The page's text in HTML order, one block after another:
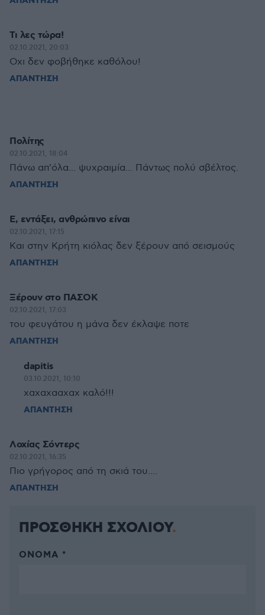
Τι λες τώρα!
02.10.2021, 20:03
Οχι δεν φοβήθηκε καθόλου!
ΑΠΑΝΤΗΣΗ
Πολίτης
02.10.2021, 18:04
Πάνω απ'όλα... ψυχραιμία... Πάντως πολύ σβέλτος.
ΑΠΑΝΤΗΣΗ
Ε, εντάξει, ανθρώπινο είναι
02.10.2021, 17:15
Και στην Κρήτη κιόλας δεν ξέρουν από σεισμούς
ΑΠΑΝΤΗΣΗ
Ξέρουν στο ΠΑΣΟΚ
02.10.2021, 17:03
του φευγάτου η μάνα δεν έκλαψε ποτε
ΑΠΑΝΤΗΣΗ
dapitis
03.10.2021, 10:10
χαχαχααχαχ καλό!!!
ΑΠΑΝΤΗΣΗ
Λοχίας Σόντερς
02.10.2021, 16:35
Πιο γρήγορος από τη σκιά του....
ΑΠΑΝΤΗΣΗ
ΠΡΟΣΘΗΚΗ ΣΧΟΛΙΟΥ
ΌΝΟΜΑ *